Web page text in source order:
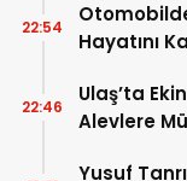
Hayatını
22:54
Ulaş’ta
Alevlere
22:46
Yusuf